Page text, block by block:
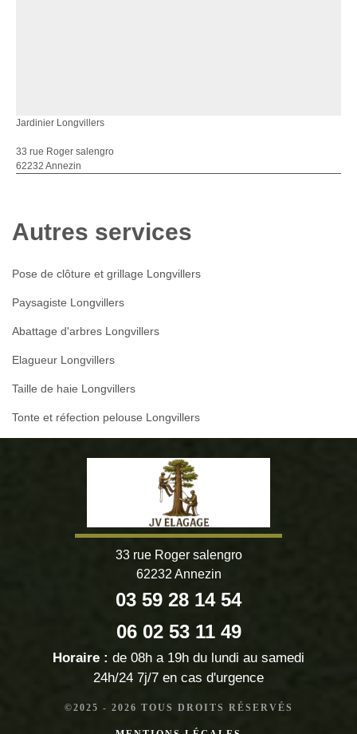
Jardinier Longvillers
33 rue Roger salengro
62232 Annezin
Autres services
Pose de clôture et grillage Longvillers
Paysagiste Longvillers
Abattage d'arbres Longvillers
Elagueur Longvillers
Taille de haie Longvillers
Tonte et réfection pelouse Longvillers
33 rue Roger salengro
62232 Annezin
03 59 28 14 54
06 02 53 11 49
Horaire : de 08h a 19h du lundi au samedi
24h/24 7j/7 en cas d'urgence
©2025 - 2026 TOUS DROITS RÉSERVÉS